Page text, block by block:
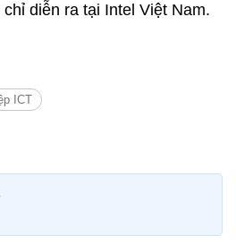
diễn ra tại Intel Việt Nam.
ICT